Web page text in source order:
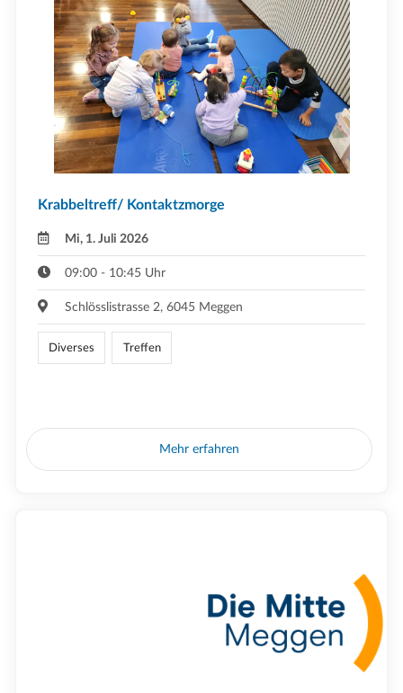
Krabbeltreff/ Kontaktzmorge
Mi, 1. Juli 2026
09:00 - 10:45 Uhr
Schlösslistrasse 2, 6045 Meggen
Diverses Treffen
Mehr erfahren